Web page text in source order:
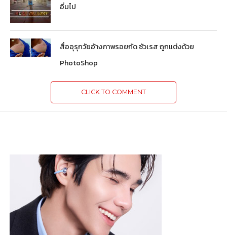
อิ่มไป
สื่ออุรุกวัยอ้างภาพรอยกัด ซัวเรส ถูกแต่งด้วย
PhotoShop
CLICK TO COMMENT